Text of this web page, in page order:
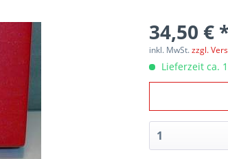
34,50 €
inkl. MwSt.zzgl.
Lieferzeit ca.